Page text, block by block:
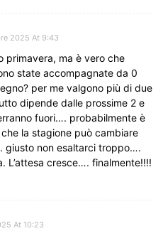
2025 At 9:43
primavera, ma è vero che
state accompagnate da 0
per me valgono più di due
dipende dalle prossime 2 e
fuori…. probabilmente è
la stagione può cambiare
giusto non esaltarci troppo….
L’attesa cresce…. finalmente!!!!
At 10:23